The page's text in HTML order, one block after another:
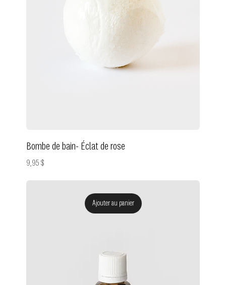
Bombe de bain- Éclat de rose
Prix
9,95 $
Ajouter au panier